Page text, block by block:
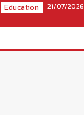
Education 21/07/2026